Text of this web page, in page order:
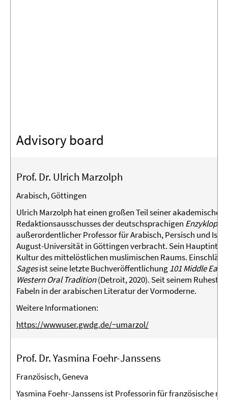
Advisory board
Prof. Dr. Ulrich Marzolph
Arabisch, Göttingen
Ulrich Marzolph hat einen großen Teil seiner
Redaktionsausschusses der deutschsprachigen
außerordentlicher Professor für Arabisch, Persisch und
August-Universität in Göttingen verbracht. Sein
Kultur des mittelöstlichen muslimischen Raums.
Sagesist seine letzte Buchveröffentlichung101 Middle
Western Oral Tradition(Detroit, 2020). Seit seinem
Fabeln in der arabischen Literatur der Vormoderne.
Weitere Informationen:
https://wwwuser.gwdg.de/~umarzol/
Prof. Dr. Yasmina Foehr-Janssens
Französisch, Geneva
Yasmina Foehr-Janssens ist Professorin für französische